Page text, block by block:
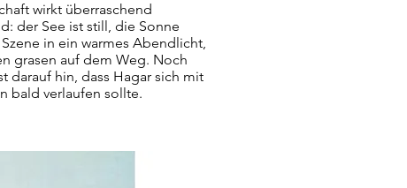
wirkt überraschend
der See ist still, die Sonne
in ein warmes Abendlicht,
grasen auf dem Weg. Noch
darauf hin, dass Hagar sich mit
bald verlaufen sollte.